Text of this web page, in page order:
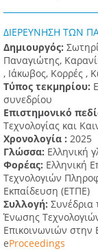
ΔΙΕΡΕΥΝΗΣΗ ΤΩΝ
Δημιουργός:
Παναγιώτης,
, Ιάκωβος, Κορρές ,
Τύπος τεκμηρίου:
συνεδρίου
Επιστημονικό
Τεχνολογίας και
Χρονολογία : 2025
Γλώσσα: Ελληνική
Φορέας: Ελληνική
Τεχνολογιών
Εκπαίδευση (ΕΤΠΕ)
Συλλογή: Συνέδρια
Ένωσης
Επικοινωνιών
eProceedings